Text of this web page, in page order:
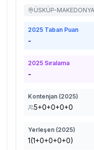
ÜSKÜP-MAKEDONYA
2025 Taban Puan
-
2025 Sıralama
-
Kontenjan (2025)
5+0+0+0+0
Yerleşen (2025)
1(1+0+0+0+0)